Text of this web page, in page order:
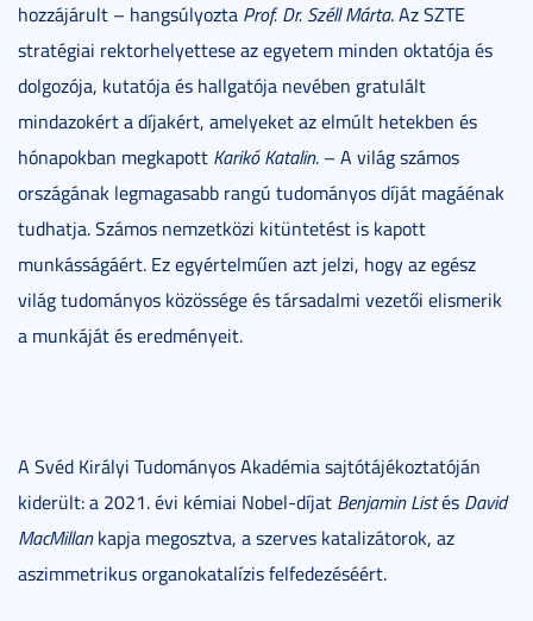
hozzájárult – hangsúlyozta Prof. Dr. Széll Márta. Az SZTE
stratégiai rektorhelyettese az egyetem minden oktatója és
dolgozója, kutatója és hallgatója nevében gratulált
mindazokért a díjakért, amelyeket az elmúlt hetekben és
hónapokban megkapott Karikó Katalin. – A világ számos
országának legmagasabb rangú tudományos díját magáénak
tudhatja. Számos nemzetközi kitüntetést is kapott
munkásságáért. Ez egyértelműen azt jelzi, hogy az egész
világ tudományos közössége és társadalmi vezetői elismerik
a munkáját és eredményeit.
A Svéd Királyi Tudományos Akadémia sajtótájékoztatóján
kiderült: a 2021. évi kémiai Nobel-díjat Benjamin Listés David
MacMillankapja megosztva, a szerves katalizátorok, az
aszimmetrikus organokatalízis felfedezéséért.